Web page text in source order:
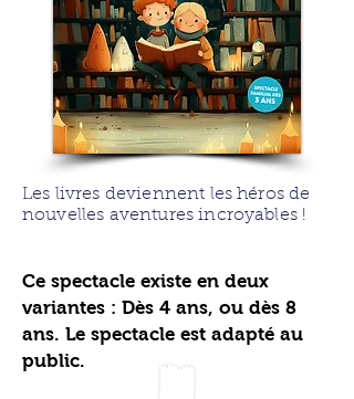
Les livres deviennent les héros de
nouvelles aventures incroyables !
Ce spectacle existe en deux
variantes : Dès 4 ans, ou dès 8
ans. Le spectacle est adapté au
public.